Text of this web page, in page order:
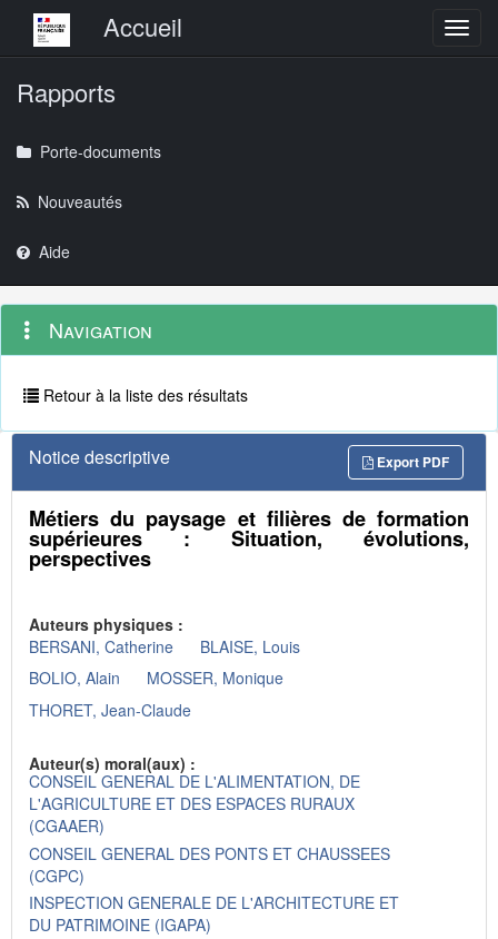
Menu principalAccueil
Rapports
Porte-documents
Nouveautés
Aide
Navigation
outils
Menu
contextuel
Navigation
Retour à la liste des résultats
Notice descriptive Export PDF
Métiers du paysage et filières de formation
supérieures : Situation, évolutions,
perspectives
Auteurs physiques :
BERSANI, Catherine
BLAISE, Louis
BOLIO, Alain
MOSSER, Monique
THORET, Jean-Claude
Auteur(s) moral(aux) :
CONSEIL GENERAL DE L'ALIMENTATION, DE
L'AGRICULTURE ET DES ESPACES RURAUX
(CGAAER)
CONSEIL GENERAL DES PONTS ET CHAUSSEES
(CGPC)
INSPECTION GENERALE DE L'ARCHITECTURE ET
DU PATRIMOINE (IGAPA)